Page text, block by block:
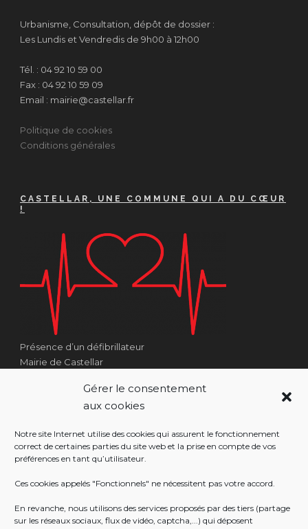
Gérer le consentement
aux cookies
Notre site Internet utilise des cookies qui assurent le fonctionnement
correct de certaines parties du site web et la prise en compte de vos
préférences en tant qu’utilisateur.
Ces cookies appelés "Fonctionnels" ne nécessitent pas votre accord.
En revanche, nous utilisons des services proposés par des tiers (partage
sur les réseaux sociaux, flux de vidéo, captcha,...) qui déposent
Urbanisme, Consultation, dépôt de dossier :
Les Lundis et Vendredis de 9h00 à 12h00
Tél. : 04 92 10 59 00
Fax : 04 92 10 59 09
Email : mairie@castellar.fr
Politique de cookies
Conditions générales
CASTELLAR, UNE COMMUNE QUI A DU CŒUR
!
Présence d’un défibrillateur
Mairie de Castellar
Côté Escalier Rue Sarrail
06500 Castellar
RÉALISATION